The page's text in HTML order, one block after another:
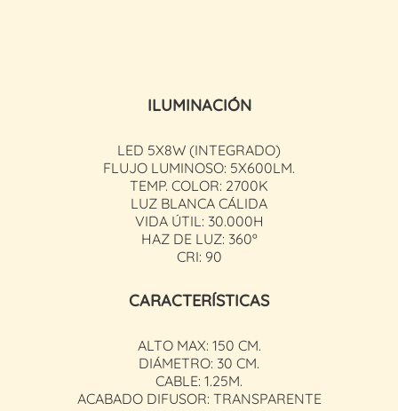
ILUMINACIÓN
LED 5X8W (INTEGRADO)
FLUJO LUMINOSO: 5X600LM.
TEMP. COLOR: 2700K
LUZ BLANCA CÁLIDA
VIDA ÚTIL: 30.000H
HAZ DE LUZ: 360º
CRI: 90
CARACTERÍSTICAS
ALTO MAX: 150 CM.
DIÁMETRO: 30 CM.
CABLE: 1.25M.
ACABADO DIFUSOR: TRANSPARENTE